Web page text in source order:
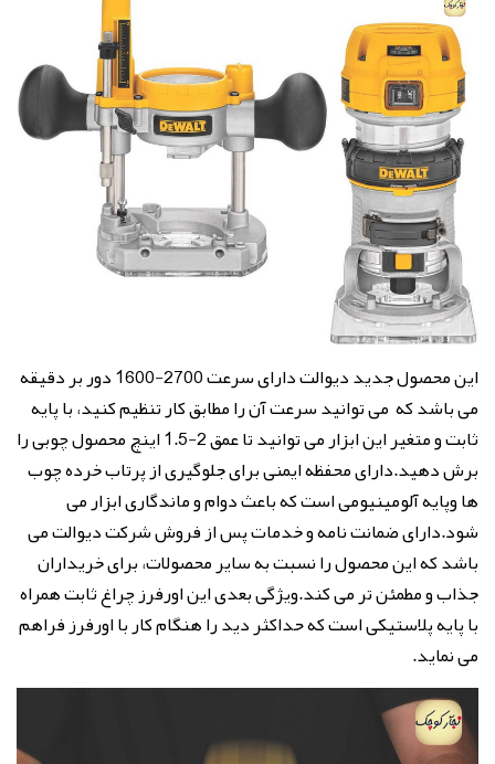
این محصول جدید دیوالت دارای سرعت 2700-1600 دور بر دقیقه
می باشد که می توانید سرعت آن را مطابق کار تنظیم کنید، با پایه
ثابت و متغیر این ابزار می توانید تا عمق 2-1.5 اینچ محصول چوبی را
برش دهید.دارای محفظه ایمنی برای جلوگیری از پرتاب خرده چوب
ها وپایه آلومینیومی است که باعث دوام و ماندگاری ابزار می
شود.دارای ضمانت نامه و خدمات پس از فروش شرکت دیوالت می
باشد که این محصول را نسبت به سایر محصولات، برای خریداران
جذاب و مطمئن تر می کند.ویژگی بعدی این اورفرز چراغ ثابت همراه
با پایه پلاستیکی است که حداکثر دید را هنگام کار با اورفرز فراهم
می نماید.